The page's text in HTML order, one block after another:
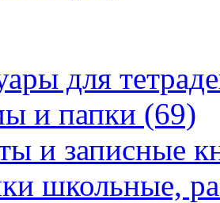
для
и папки (69)
и записные
школьные,